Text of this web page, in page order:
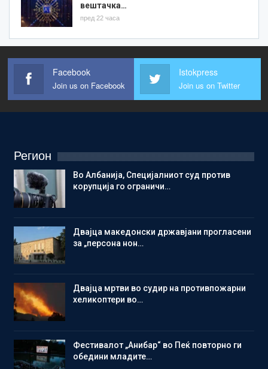
вештачка…
пред 22 часа
Facebook
Join us on Facebook
Istokpress
Join us on Twitter
Регион
Во Албанија, Специјалниот суд против
корупција го ограничи…
Двајца македонски државјани прогласени
за „персона нон…
Двајца мртви во судир на противпожарни
хеликоптери во…
Фестивалот „Анибар“ во Пеќ повторно ги
обедини младите…